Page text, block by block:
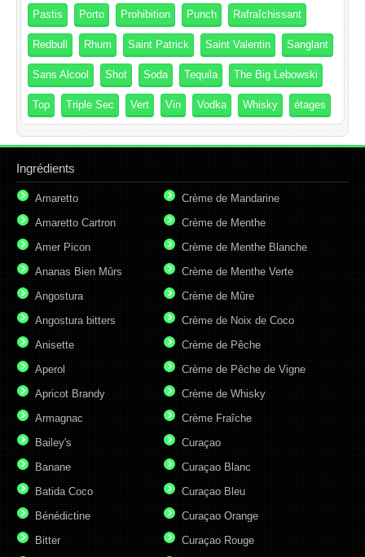
Pastis Porto Prohibition Punch Rafraîchissant
Redbull Rhum Saint Patrick Saint Valentin Sanglant
Sans Alcool Shot Soda Tequila The Big Lebowski
Top Triple Sec Vert Vin Vodka Whisky étages
Ingrédients
Amaretto
Amaretto Cartron
Amer Picon
Ananas Bien Mûrs
Angostura
Angostura bitters
Anisette
Aperol
Apricot Brandy
Armagnac
Bailey's
Banane
Batida Coco
Bénédictine
Bitter
Crème de Mandarine
Crème de Menthe
Crème de Menthe Blanche
Crème de Menthe Verte
Crème de Mûre
Crème de Noix de Coco
Crème de Pêche
Crème de Pêche de Vigne
Crème de Whisky
Crème Fraîche
Curaçao
Curaçao Blanc
Curaçao Bleu
Curaçao Orange
Curaçao Rouge